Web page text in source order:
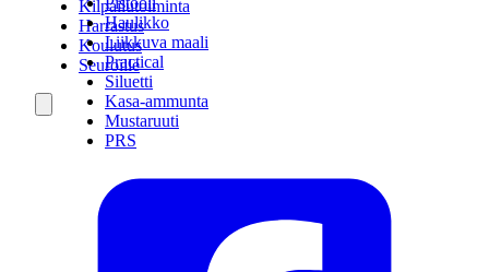
Haulikko
Liikkuva maali
Practical
Siluetti
Kasa-ammunta
Mustaruuti
PRS
Kilpailutoiminta
Harrastus
Koulutus
Seuroille